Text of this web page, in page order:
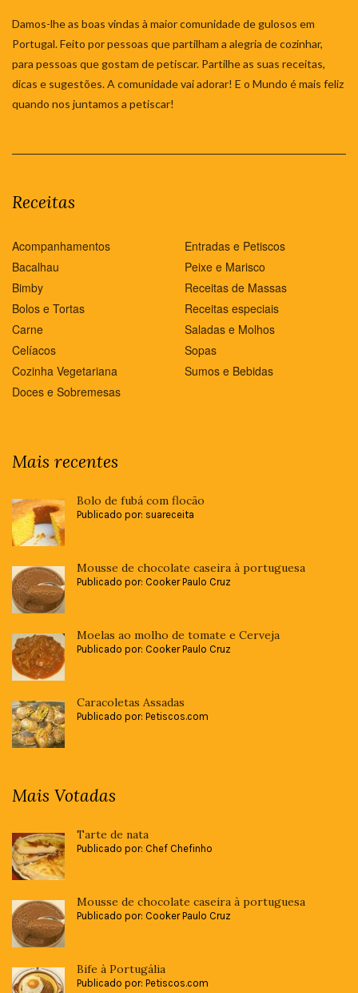
Damos-lhe as boas vindas à maior comunidade de gulosos em
Portugal. Feito por pessoas que partilham a alegria de cozinhar,
para pessoas que gostam de petiscar. Partilhe as suas receitas,
dicas e sugestões. A comunidade vai adorar! E o Mundo é mais feliz
quando nos juntamos a petiscar!
Receitas
Acompanhamentos
Bacalhau
Bimby
Bolos e Tortas
Carne
Celíacos
Cozinha Vegetariana
Doces e Sobremesas
Entradas e Petiscos
Peixe e Marisco
Receitas de Massas
Receitas especiais
Saladas e Molhos
Sopas
Sumos e Bebidas
Mais recentes
Bolo de fubá com flocão
Publicado por: suareceita
Mousse de chocolate caseira à portuguesa
Publicado por: Cooker Paulo Cruz
Moelas ao molho de tomate e Cerveja
Publicado por: Cooker Paulo Cruz
Caracoletas Assadas
Publicado por: Petiscos.com
Mais Votadas
Tarte de nata
Publicado por: Chef Chefinho
Mousse de chocolate caseira à portuguesa
Publicado por: Cooker Paulo Cruz
Bife à Portugália
Publicado por: Petiscos.com